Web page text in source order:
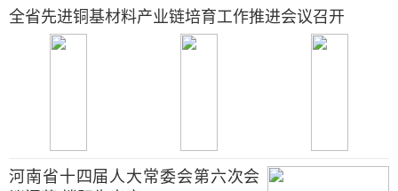
全省先进铜基材料产业链培育工作推进会议召开
河南省十四届人大常委会第六次会